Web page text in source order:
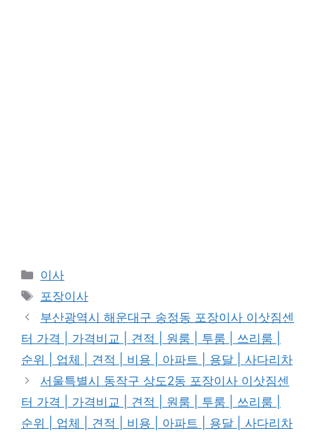
Categories
이사
Tags
포장이사
부산광역시 해운대구 송정동 포장이사 이삿짐센
터 가격 | 가격비교 | 견적 | 원룸 | 투룸 | 쓰리룸 |
순위 | 업체 | 견적 | 비용 | 아파트 | 용달 | 사다리차
서울특별시 동작구 상도2동 포장이사 이삿짐센
터 가격 | 가격비교 | 견적 | 원룸 | 투룸 | 쓰리룸 |
순위 | 업체 | 견적 | 비용 | 아파트 | 용달 | 사다리차